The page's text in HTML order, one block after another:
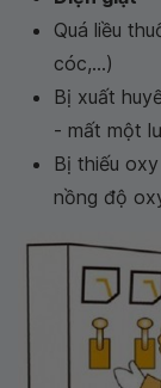
Quá liều
cóc,...)
Bị xuất
- mất một
Bị thiếu
nồng độ